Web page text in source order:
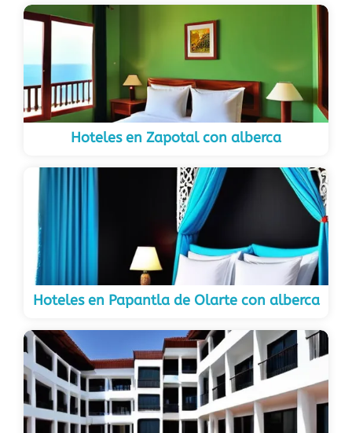
Hoteles en Zapotal con alberca
Hoteles en Papantla de Olarte con alberca